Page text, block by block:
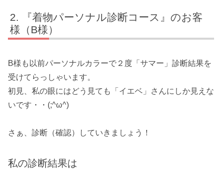
『着物パーソナル診断コース』のお客
様（B様）
B様も以前パーソナルカラーで２度「サマー」診断結果を
受けてらっしゃいます。
初見、私の眼にはどう見ても「イエベ」さんにしか見えな
いです・・(;^ω^)
さぁ、診断（確認）していきましょう！
私の診断結果は